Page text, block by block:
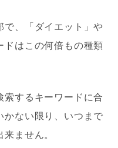
で、「ダイエット」や
ドはこの何倍もの種類
するキーワードに合
かない限り、いつまで
ません。